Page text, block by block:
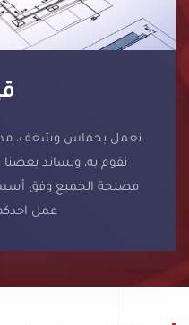
نعمل بحماس وشغف،
نقوم به، ونساند
مصلحة الجميع وفق أسس
عمل